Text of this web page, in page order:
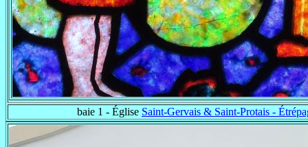
baie 1 - Église Saint-Gervais & Saint-Protais -